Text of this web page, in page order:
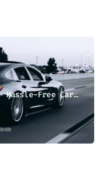
Cruise The Open Roads: Hassle-Free Car Hire